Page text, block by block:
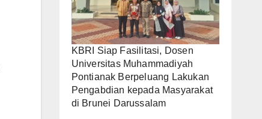
KBRI Siap Fasilitasi, Dosen
Universitas Muhammadiyah
Pontianak Berpeluang Lakukan
Pengabdian kepada Masyarakat
di Brunei Darussalam